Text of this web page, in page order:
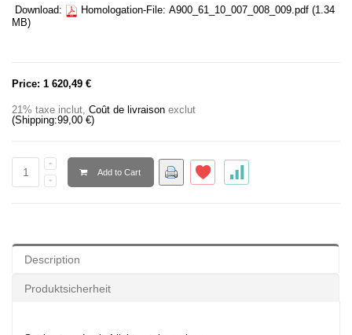
Download: Homologation-File: A900_61_10_007_008_009.pdf (1.34
MB)
Price: 1 620,49 €
21% taxe inclut, Coût de livraison exclut
(Shipping:99,00 €)
Add to Cart
Description
Produktsicherheit